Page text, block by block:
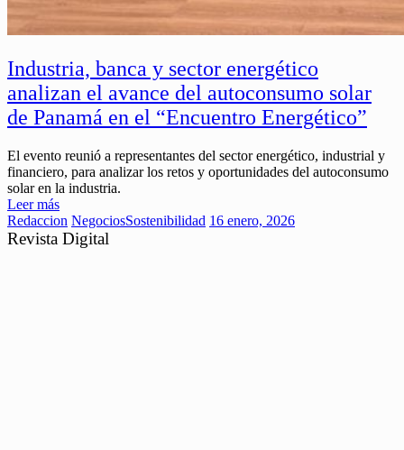
Industria, banca y sector energético
analizan el avance del autoconsumo solar
de Panamá en el “Encuentro Energético”
El evento reunió a representantes del sector energético, industrial y
financiero, para analizar los retos y oportunidades del autoconsumo
solar en la industria.
Leer más
Redaccion NegociosSostenibilidad 16 enero, 2026
Revista Digital